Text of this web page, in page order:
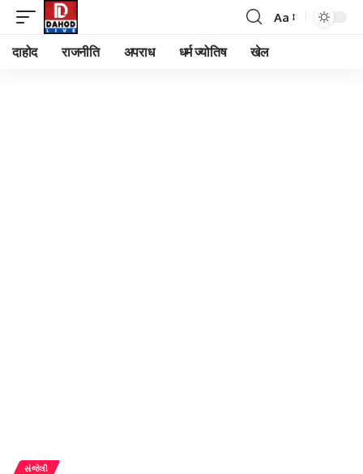
Font
Aa
दाहोद राजनीति अपराध धर्म ज्योतिष खेल
સંજેલી